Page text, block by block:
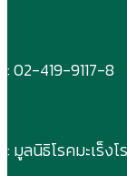
: 02-419-9117-8
: มูลนิธิโรคมะเร็ง